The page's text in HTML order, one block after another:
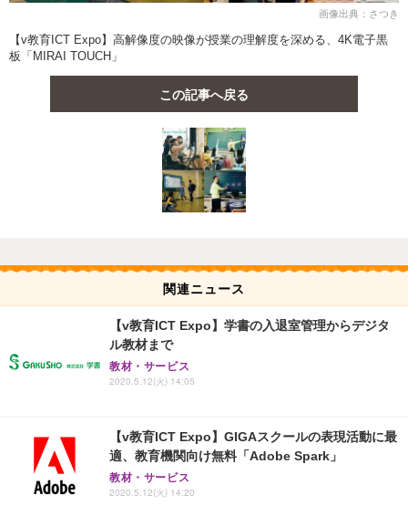
画像出典：さつき
【v教育ICT Expo】高解像度の映像が授業の理解度を深める、4K電子黒
板「MIRAI TOUCH」
この記事へ戻る
関連ニュース
【v教育ICT Expo】学書の入退室管理からデジタ
ル教材まで
教材・サービス
2020.5.12(火) 14:05
【v教育ICT Expo】GIGAスクールの表現活動に最
適、教育機関向け無料「Adobe Spark」
教材・サービス
2020.5.12(火) 14:20